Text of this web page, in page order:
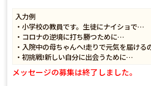
入力例
・小学校の教員です。生徒にナイショで…
・コロナの逆境に打ち勝つために…
・入院中の母ちゃんへ!走りで元気を届け
・初挑戦!新しい自分に出会うために…
メッセージの募集は終了しました。